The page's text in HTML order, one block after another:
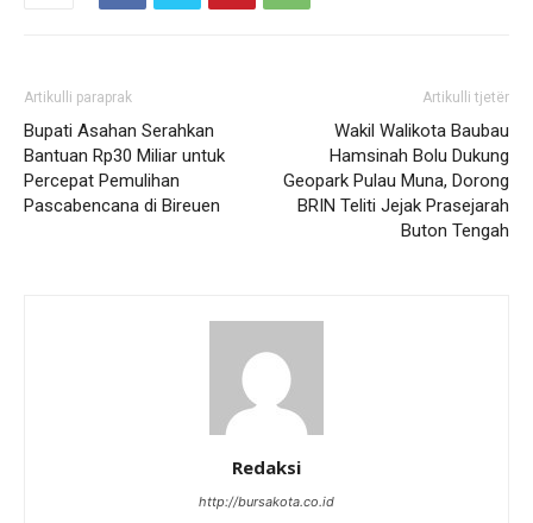
Artikulli paraprak
Bupati Asahan Serahkan
Bantuan Rp30 Miliar untuk
Percepat Pemulihan
Pascabencana di Bireuen
Artikulli tjetër
Wakil Walikota Baubau
Hamsinah Bolu Dukung
Geopark Pulau Muna, Dorong
BRIN Teliti Jejak Prasejarah
Buton Tengah
Redaksi
http://bursakota.co.id